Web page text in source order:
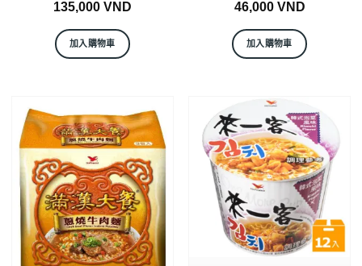
135,000 VND
加入購物車
46,000 VND
加入購物車